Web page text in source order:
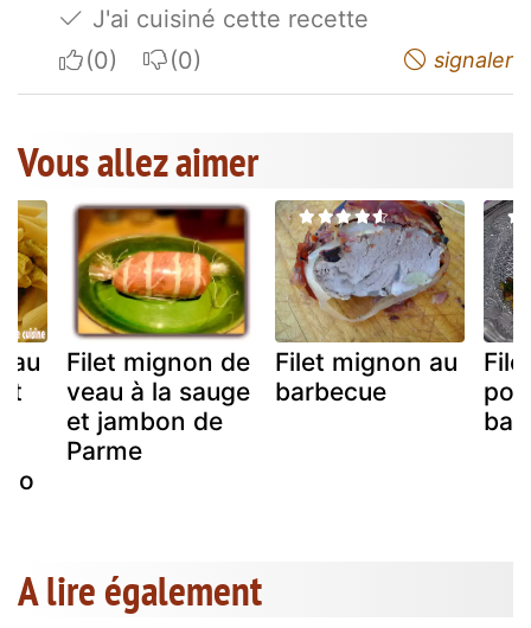
J'ai cuisiné cette recette
I apreciateI do not appreciate signaler
Vous allez aimer
au
Filet mignon de
veau à la sauge
et jambon de
Parme
Filet mignon au
barbecue
A lire également